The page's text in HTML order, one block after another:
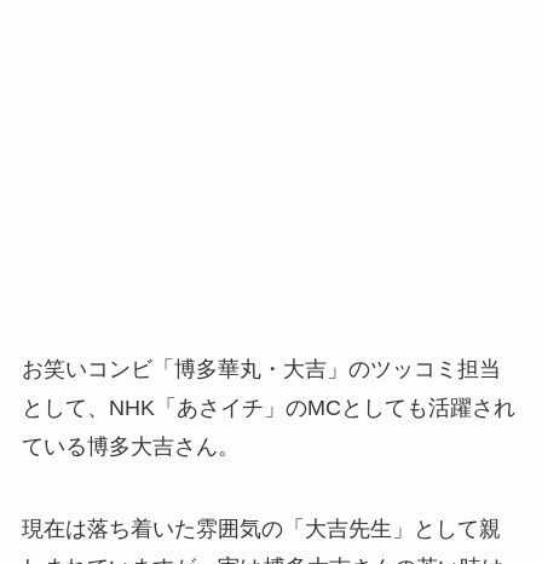
お笑いコンビ「博多華丸・大吉」のツッコミ担当
として、NHK「あさイチ」のMCとしても活躍され
ている博多大吉さん。
現在は落ち着いた雰囲気の「大吉先生」として親